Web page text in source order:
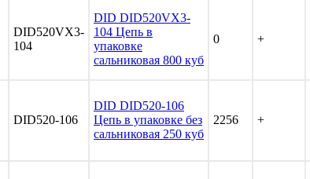
DID520VX3-
104
DID DID520VX3-
104 Цепь в
упаковке
сальниковая 800 куб
0 +
DID520-106
DID DID520-106
Цепь в упаковке без
сальниковая 250 куб
2256 +